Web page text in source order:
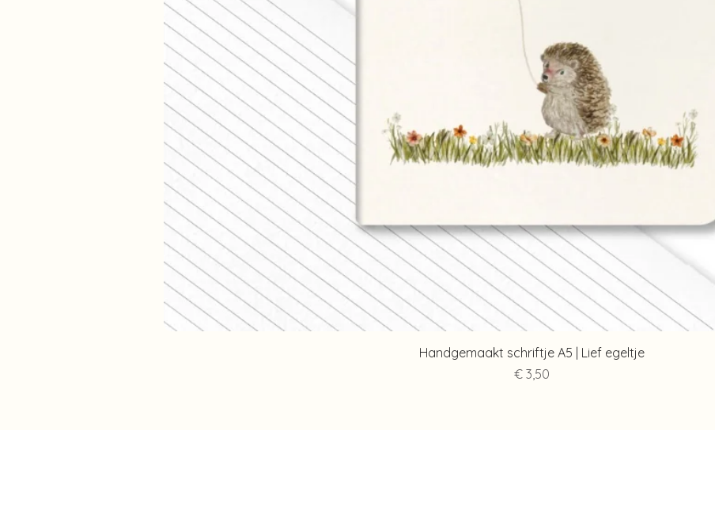
Snel overzicht
Handgemaakt schriftje A5 | Lief egeltje
Prijs
€ 3,50